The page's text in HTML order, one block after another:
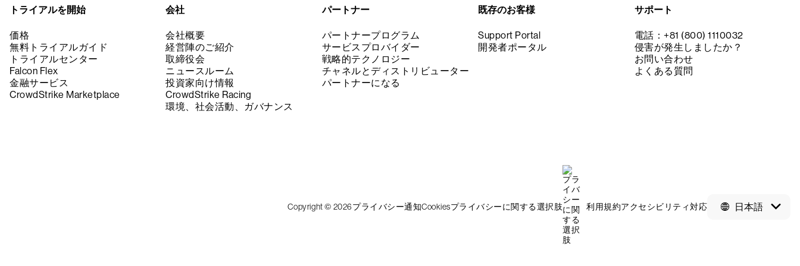
トライアルを開始
価格
無料トライアルガイド
トライアルセンター
Falcon Flex
金融サービス
CrowdStrike Marketplace
会社
会社概要
経営陣のご紹介
取締役会
ニュースルーム
投資家向け情報
CrowdStrike Racing
環境、社会活動、ガバナンス
パートナー
パートナープログラム
サービスプロバイダー
戦略的テクノロジー
チャネルとディストリビューター
パートナーになる
既存のお客様
Support Portal
開発者ポータル
サポート
電話：+81 (800) 1110032
侵害が発生しましたか？
お問い合わせ
よくある質問
日本語
Copyright © 2026プライバシー通知Cookiesプライバシーに関する選択肢 利用規約アクセシビリティ対応